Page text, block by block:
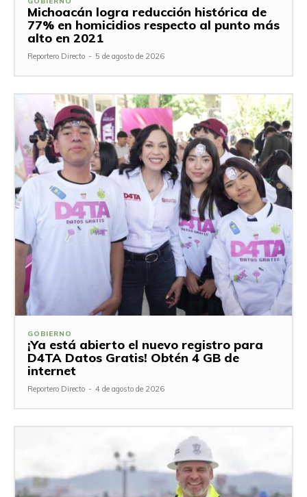
Michoacán logra reducción histórica de
77% en homicidios respecto al punto más
alto en 2021
Reportero Directo - 5 de agosto de 2026
GOBIERNO
¡Ya está abierto el nuevo registro para
D4TA Datos Gratis! Obtén 4 GB de
internet
Reportero Directo - 4 de agosto de 2026